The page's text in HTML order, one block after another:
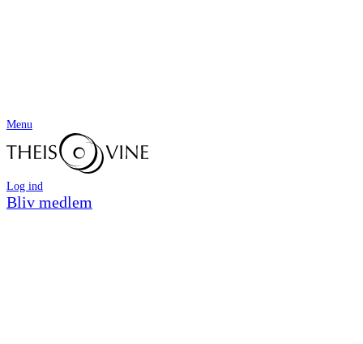
Menu
Log ind
Bliv medlem